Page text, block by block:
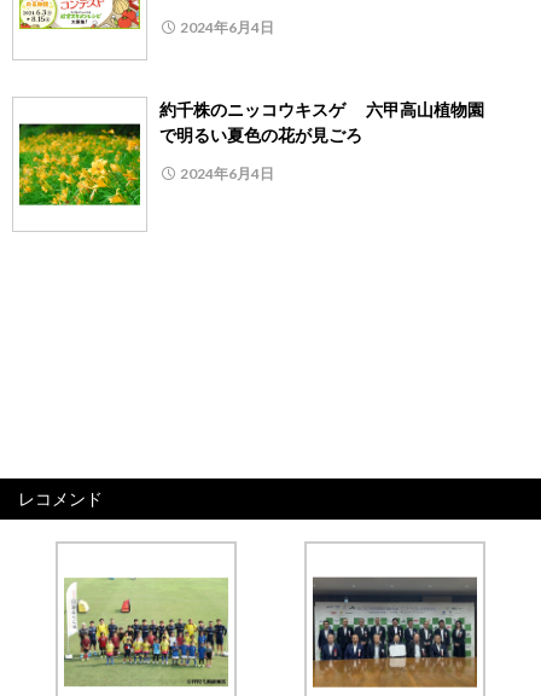
2024年6月4日
約千株のニッコウキスゲ 六甲高山植物園
で明るい夏色の花が見ごろ
2024年6月4日
レコメンド